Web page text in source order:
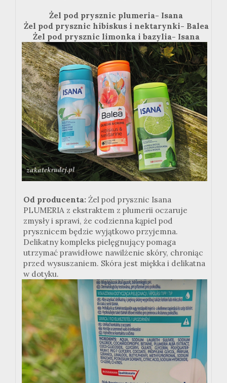
Żel pod prysznic plumeria- Isana
Żel pod prysznic hibiskus i nektarynki- Balea
Żel pod prysznic limonka i bazylia- Isana
Od producenta: Żel pod prysznic Isana
PLUMERIA z ekstraktem z plumerii oczaruje
zmysły i sprawi, że codzienna kąpiel pod
prysznicem będzie wyjątkowo przyjemna.
Delikatny kompleks pielęgnujący pomaga
utrzymać prawidłowe nawilżenie skóry, chroniąc
przed wysuszaniem. Skóra jest miękka i delikatna
w dotyku.